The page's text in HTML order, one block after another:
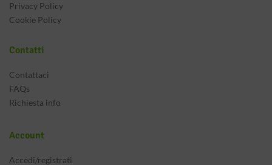
Privacy Policy
Cookie Policy
Contatti
Contattaci
FAQs
Richiesta info
Account
Accedi/registrati